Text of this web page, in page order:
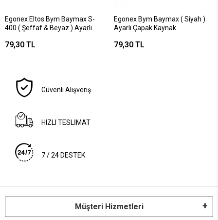
Egonex Eltos Bym Baymax S-
400 ( Şeffaf & Beyaz ) Ayarlı
79,30 TL
Egonex Bym Baymax ( Siyah )
Ayarlı Çapak Kaynak
79,30 TL
Güvenli Alışveriş
HIZLI TESLİMAT
7 / 24 DESTEK
Müşteri Hizmetleri